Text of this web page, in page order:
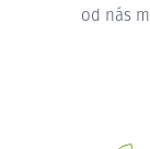
od nás